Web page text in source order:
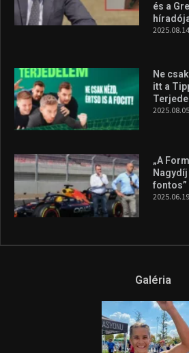
és a
Ne
itt a
„A
fontos”
Galéria